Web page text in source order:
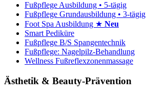
Fußpflege Ausbildung • 5-tägig
Fußpflege Grundausbildung • 3-tägig
Foot Spa Ausbildung ★ Neu
Smart Pediküre
Fußpflege B/S Spangentechnik
Fußpflege: Nagelpilz-Behandlung
Wellness Fußreflexzonenmassage
Ästhetik & Beauty-Prävention